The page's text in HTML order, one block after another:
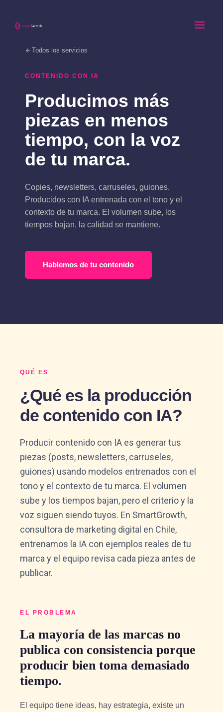
contenido
Todos los servicios
CONTENIDO CON IA
Producimos más
piezas en menos
tiempo, con la voz
de tu marca.
Copies, newsletters, carruseles, guiones.
Producidos con IA entrenada con el tono y el
contexto de tu marca. El volumen sube, los
tiempos bajan, la calidad se mantiene.
Hablemos de tu contenido
QUÉ ES
¿Qué es la producción
de contenido con IA?
Producir contenido con IA es generar tus
piezas (posts, newsletters, carruseles,
guiones) usando modelos entrenados con el
tono y el contexto de tu marca. El volumen
sube y los tiempos bajan, pero el criterio y la
voz siguen siendo tuyos. En SmartGrowth,
consultora de marketing digital en Chile,
entrenamos la IA con ejemplos reales de tu
marca y el equipo revisa cada pieza antes de
publicar.
EL PROBLEMA
La mayoría de las marcas no
publica con consistencia porque
producir bien toma demasiado
tiempo.
El equipo tiene ideas, hay estrategia, existe un